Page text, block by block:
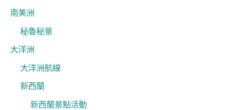
南美洲
秘魯秘景
大洋洲
大洋洲航線
新西蘭
新西蘭景點活動